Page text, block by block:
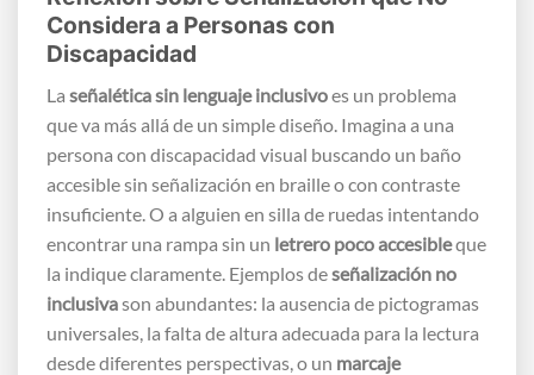
Considera a Personas con
Discapacidad
La señalética sin lenguaje inclusivoes un problema
que va más allá de un simple diseño. Imagina a una
persona con discapacidad visual buscando un baño
accesible sin señalización en braille o con contraste
insuficiente. O a alguien en silla de ruedas intentando
encontrar una rampa sin un letrero poco accesibleque
la indique claramente. Ejemplos deseñalización no
inclusivason abundantes: la ausencia de pictogramas
universales, la falta de altura adecuada para la lectura
desde diferentes perspectivas, o un marcaje